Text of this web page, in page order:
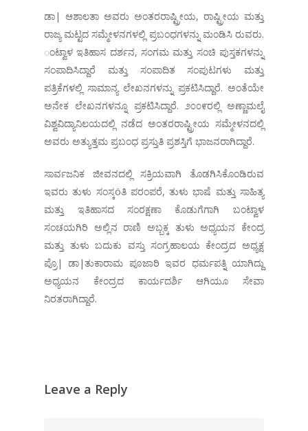
ಡಾ| ಆಶಾಲತಾ ಅವರು ಅಂತರರಾಷ್ಟ್ರೀಯ, ರಾಷ್ಟ್ರೀಯ ಮತ್ತು
ರಾಜ್ಯ ಮಟ್ಟದ ಸಮ್ಮೇಳನಗಳಲ್ಲಿ ಪ್ರಬಂಧಗಳನ್ನು ಮಂಡಿಸಿ ರುವರು.
ಂಟ್ವಾಳ ಇತಿಹಾಸ ದರ್ಶನ, ಸಂಗಮ ಮತ್ತು ಸಂಚಿ ಪುಸ್ತಕಗಳನ್ನು
ಸಂಪಾದಿಸಿದ್ದಾರೆ ಮತ್ತು ಸಂಪಾದಿತ ಸಂಪುಟಗಳು ಮತ್ತು
ಪತ್ರಿಕೆಗಳಲ್ಲಿ ಸಾಮಾನ್ಯ ಲೇಖನಗಳನ್ನು ಪ್ರಕಟಿಸಿದ್ದಾರೆ. ಅಂತೆಯೇ
ಅನೇಕ ಲೇಖನಗಳನ್ನೂ ಪ್ರಕಟಿಸಿದ್ದಾರೆ. ೨೦೦೯ರಲ್ಲಿ ಅಣ್ಣಾಮಲೈ
ವಿಶ್ವವಿದ್ಯಾನಿಲಯದಲ್ಲಿ ನಡೆದ ಅಂತರರಾಷ್ಟ್ರೀಯ ಸಮ್ಮೇಳನದಲ್ಲಿ
ಅವರು ಅತ್ಯುತ್ತಮ ಪ್ರಬಂಧ ಪ್ರಸ್ತುತಿ ಪ್ರಶಸ್ತಿಗೆ ಭಾಜನರಾಗಿದ್ದಾರೆ.
ಸಾರ್ವಜನಿಕ ಜೀವನದಲ್ಲಿ ಸಕ್ರಿಯವಾಗಿ ತೊಡಗಿಸಿಕೊಂಡಿರುವ
ಇವರು ತುಳು ಸಂಸ್ಕöತಿ ಪರಂಪರೆ, ತುಳು ಭಾಷೆ ಮತ್ತು ಸಾಹಿತ್ಯ
ಮತ್ತು ಇತಿಹಾಸದ ಸಂರಕ್ಷಣಾ ಕೊಡುಗೆಗಾಗಿ ಬಂಟ್ವಾಳ
ಸಂಚಯಗಿರಿ ಅಲ್ಲಿನ ರಾಣಿ ಅಬ್ಬಕ್ಕ ತುಳು ಅಧ್ಯಯನ ಕೇಂದ್ರ
ಮತ್ತು ತುಳು ಬದುಕು ವಸ್ತು ಸಂಗ್ರಹಾಲಯ ಕೇಂದ್ರದ ಅಧ್ಯಕ್ಷ
ಪ್ರೊ| ಡಾ|ತುಕಾರಾಮ ಪೂಜಾರಿ ಇವರ ಧರ್ಮಪತ್ನಿ ಯಾಗಿದ್ದು
ಅಧ್ಯಯನ ಕೇಂದ್ರದ ಕಾರ್ಯದರ್ಶಿ ಆಗಿಯೂ ಸೇವಾ
ನಿರತರಾಗಿದ್ದಾರೆ.
Leave a Reply